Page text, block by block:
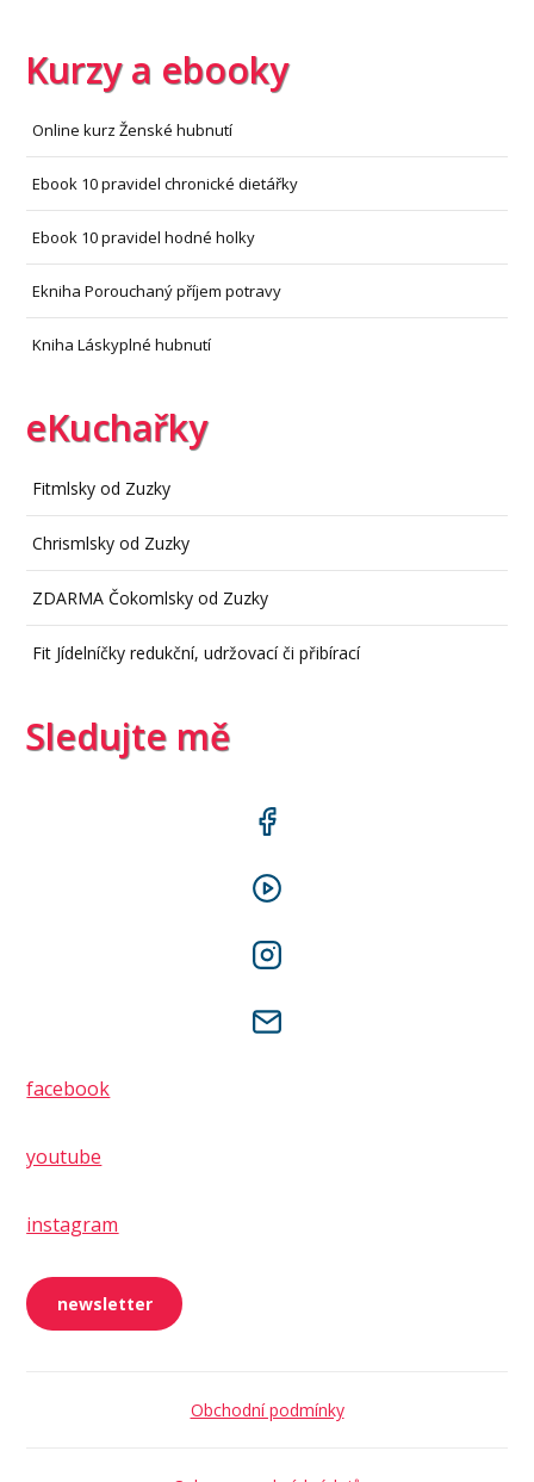
Kurzy a ebooky
Online kurz Ženské hubnutí
Ebook 10 pravidel chronické dietářky
Ebook 10 pravidel hodné holky
Ekniha Porouchaný příjem potravy
Kniha Láskyplné hubnutí
eKuchařky
Fitmlsky od Zuzky
Chrismlsky od Zuzky
ZDARMA Čokomlsky od Zuzky
Fit Jídelníčky redukční, udržovací či přibírací
Sledujte mě
facebook
youtube
instagram
newsletter
Obchodní podmínky